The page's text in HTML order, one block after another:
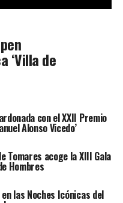
‘Villa de
con el XXII Premio
Alonso Vicedo’
Tomares acoge la XIII Gala
Hombres
las Noches Icónicas del